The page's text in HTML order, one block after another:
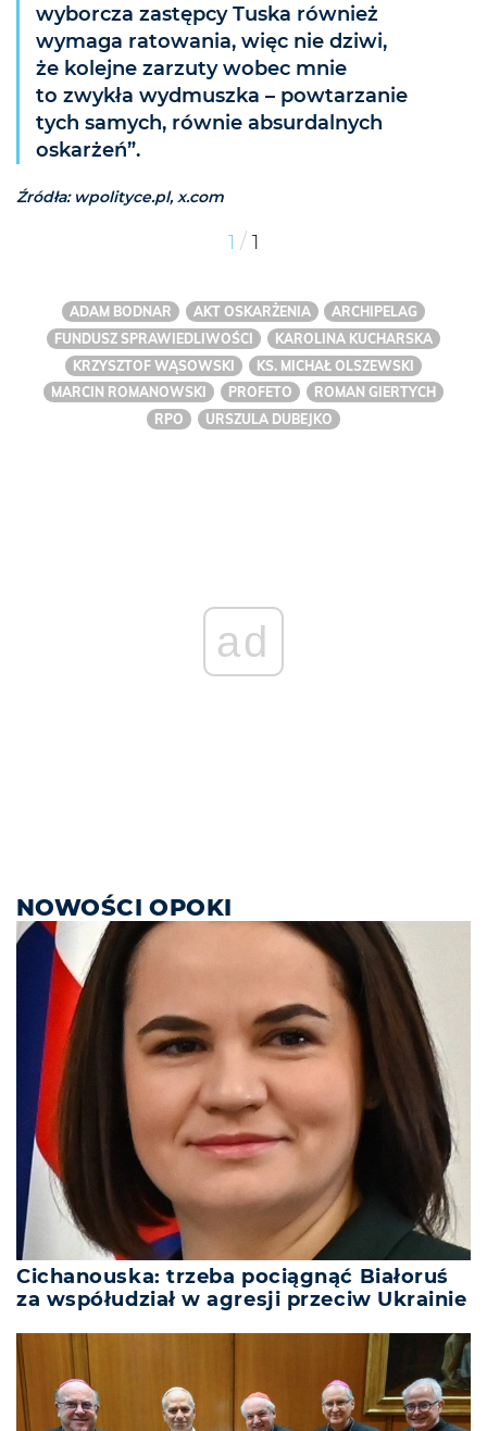
wyborcza zastępcy Tuska również
wymaga ratowania, więc nie dziwi,
że kolejne zarzuty wobec mnie
to zwykła wydmuszka – powtarzanie
tych samych, równie absurdalnych
oskarżeń”.
Źródła: wpolityce.pl, x.com
1 / 1
ADAM BODNAR AKT OSKARŻENIA
ARCHIPELAG
FUNDUSZ SPRAWIEDLIWOŚCI
KAROLINA KUCHARSKA
KRZYSZTOF WĄSOWSKI
KS. MICHAŁ OLSZEWSKI
MARCIN ROMANOWSKI
PROFETO
ROMAN GIERTYCH
RPO
URSZULA DUBEJKO
ad
NOWOŚCI OPOKI
Cichanouska: trzeba pociągnąć Białoruś
za współudział w agresji przeciw Ukrainie